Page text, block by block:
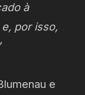
à
por isso,
e